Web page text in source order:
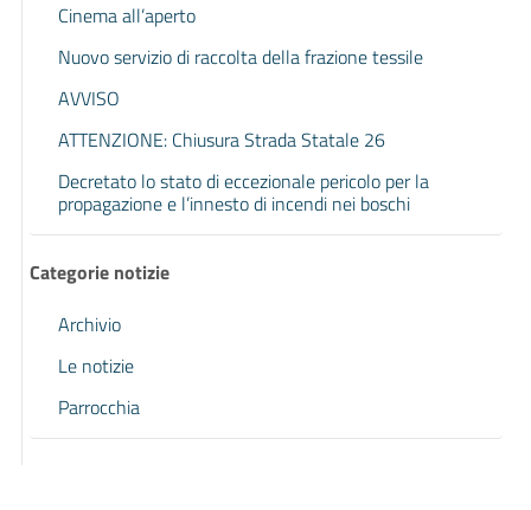
Cinema all’aperto
Nuovo servizio di raccolta della frazione tessile
AVVISO
ATTENZIONE: Chiusura Strada Statale 26
Decretato lo stato di eccezionale pericolo per la
propagazione e l’innesto di incendi nei boschi
Categorie notizie
Archivio
Le notizie
Parrocchia